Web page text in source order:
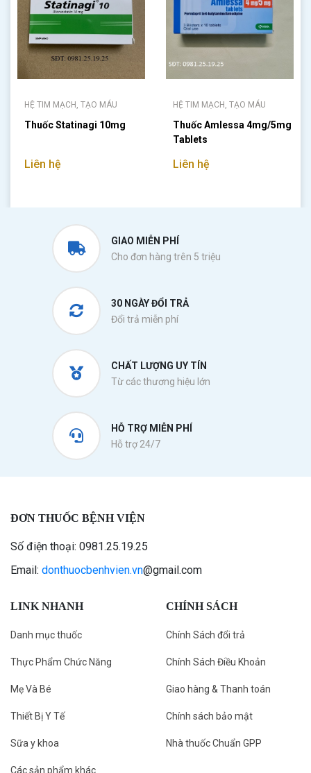
HỆ TIM MẠCH, TẠO MÁU
Thuốc Statinagi 10mg
Liên hệ
HỆ TIM MẠCH, TẠO MÁU
Thuốc Amlessa 4mg/5mg
Tablets
Liên hệ
GIAO MIỄN PHÍ
Cho đơn hàng trên 5 triệu
30 NGÀY ĐỔI TRẢ
Đổi trả miễn phí
CHẤT LƯỢNG UY TÍN
Từ các thương hiệu lớn
HỖ TRỢ MIỄN PHÍ
Hỗ trợ 24/7
ĐƠN THUỐC BỆNH VIỆN
Số điện thoại: 0981.25.19.25
Email: donthuocbenhvien.vn@gmail.com
LINK NHANH
Danh mục thuốc
Thực Phẩm Chức Năng
Mẹ Và Bé
Thiết Bị Y Tế
Sữa y khoa
Các sản phẩm khác
CHÍNH SÁCH
Chính Sách đổi trả
Chính Sách Điều Khoản
Giao hàng & Thanh toán
Chính sách bảo mật
Nhà thuốc Chuẩn GPP